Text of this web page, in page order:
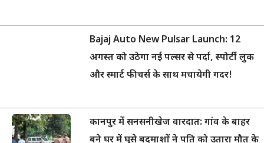
Bajaj Auto New Pulsar Launch: 12
अगस्त को उठेगा नई पल्सर से पर्दा, स्पोर्टी लुक
और स्मार्ट फीचर्स के साथ मचायेगी गदर!
कानपुर में सनसनीखेज वारदात: गांव के बाहर
बने घर में घुसे बदमाशों ने पति को उतारा मौत के